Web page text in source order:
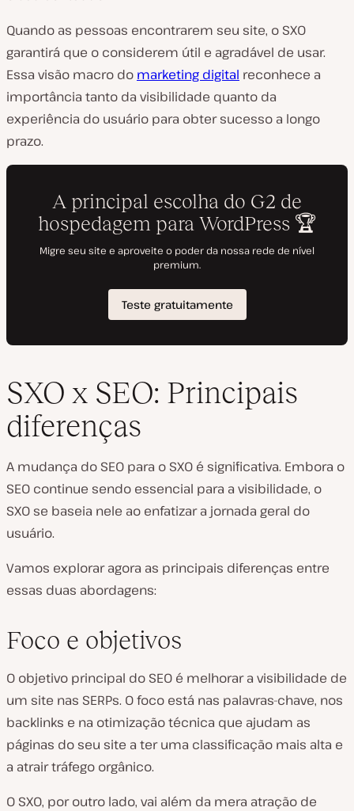
Quando as pessoas encontrarem seu site, o SXO
garantirá que o considerem útil e agradável de usar.
Essa visão macro do marketing digital reconhece a
importância tanto da visibilidade quanto da
experiência do usuário para obter sucesso a longo
prazo.
SXO x SEO: Principais
diferenças
A mudança do SEO para o SXO é significativa. Embora o
SEO continue sendo essencial para a visibilidade, o
SXO se baseia nele ao enfatizar a jornada geral do
usuário.
Vamos explorar agora as principais diferenças entre
essas duas abordagens:
Foco e objetivos
O objetivo principal do SEO é melhorar a visibilidade de
um site nas SERPs. O foco está nas palavras-chave, nos
backlinks e na otimização técnica que ajudam as
páginas do seu site a ter uma classificação mais alta e
a atrair tráfego orgânico.
O SXO, por outro lado, vai além da mera atração de